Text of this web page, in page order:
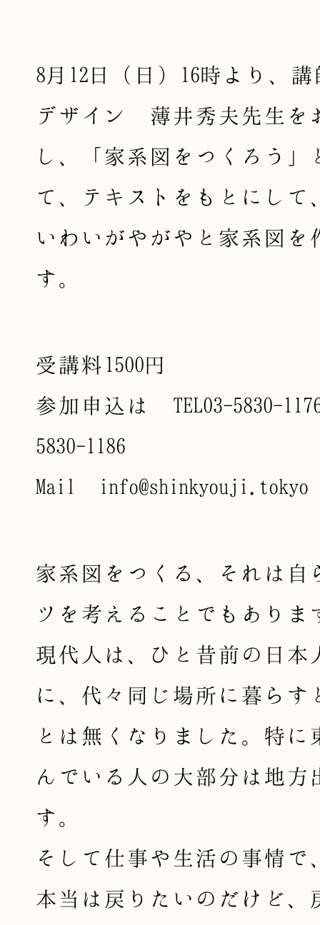
8月12日（日）16時より、
デザイン 薄井秀夫先生を
し、「家系図をつくろう」
て、テキストをもとにして
いわいがやがやと家系図を
す。
受講料1500円
参加申込は TEL03-5830-
5830-1186
Mail info@shinkyouji.tokyo
家系図をつくる、それは自
ツを考えることでもありま
現代人は、ひと昔前の日本
に、代々同じ場所に暮らす
とは無くなりました。特に
んでいる人の大部分は地方
す。
そして仕事や生活の事情で
本当は戻りたいのだけど、